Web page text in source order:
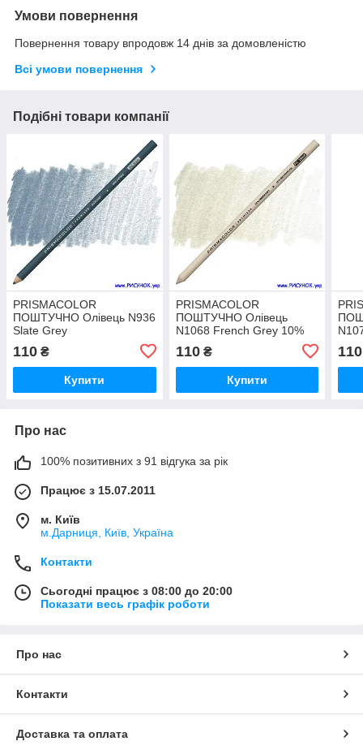
Умови повернення
Повернення товару впродовж 14 днів за домовленістю
Всі умови повернення
Подібні товари компанії
PRISMACOLOR
ПОШТУЧНО Олівець N936
Slate Grey
110 ₴
Купити
PRISMACOLOR
ПОШТУЧНО Олівець
N1068 French Grey 10%
110₴
Купити
110
Про нас
100% позитивних з 91 відгука за рік
Працює з 15.07.2011
м. Київ
м.Дарниця, Київ, Україна
Контакти
Сьогодні працює з 08:00 до 20:00
Показати весь графік роботи
Про нас
Контакти
Доставка та оплата